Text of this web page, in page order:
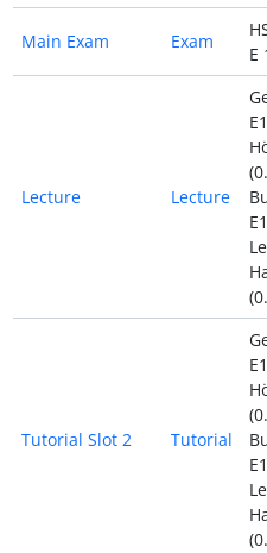
Main Exam Exam
E
Lecture Lecture
Tutorial Slot 2 Tutorial